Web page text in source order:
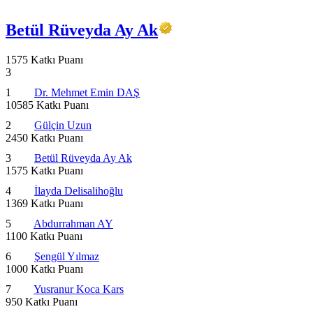
Betül Rüveyda Ay Ak
1575 Katkı Puanı
3
1
Dr. Mehmet Emin DAŞ
10585 Katkı Puanı
2
Gülçin Uzun
2450 Katkı Puanı
3
Betül Rüveyda Ay Ak
1575 Katkı Puanı
4
İlayda Delisalihoğlu
1369 Katkı Puanı
5
Abdurrahman AY
1100 Katkı Puanı
6
Şengül Yılmaz
1000 Katkı Puanı
7
Yusranur Koca Kars
950 Katkı Puanı